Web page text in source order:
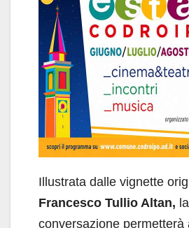
Illustrata dalle vignette
Francesco Tullio Altan,
conversazione permetterà